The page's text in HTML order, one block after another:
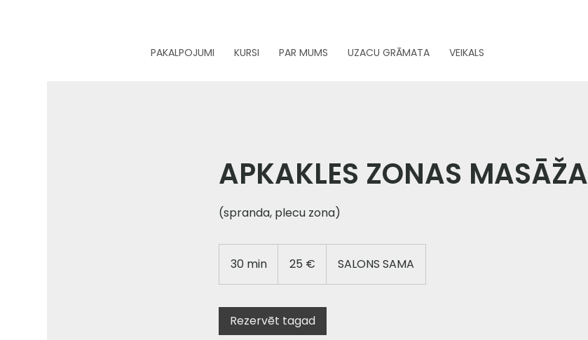
PAKALPOJUMI KURSI PAR MUMS UZACU GRĀMATA VEIKALS
APKAKLES ZONAS MASĀŽA
(spranda, plecu zona)
30 min
0
i
n
25 € SALONS SAMA
Rezervēt tagad